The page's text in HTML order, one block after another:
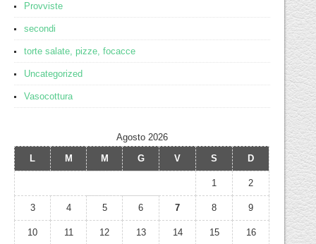
Provviste
secondi
torte salate, pizze, focacce
Uncategorized
Vasocottura
Agosto 2026
L
M M G V S D
1 2
3 4 5 6 7 8 9
10 11 12 13 14 15 16